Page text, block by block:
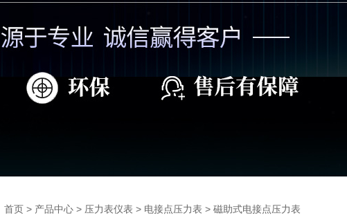
首页> 产品中心> 压力表仪表 > 电接点压力表 > 磁助式电接点压力表